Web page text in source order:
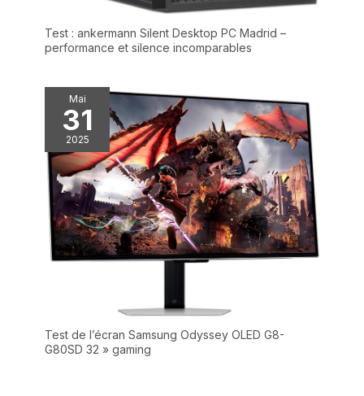
Test : ankermann Silent Desktop PC Madrid –
performance et silence incomparables
Mai
31
2025
Test de l’écran Samsung Odyssey OLED G8-
G80SD 32 » gaming